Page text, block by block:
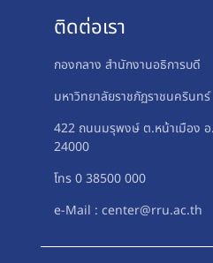
ติดต่อเรา
กองกลาง สำนักงานอธิการบดี
มหาวิทยาลัยราชภัฏราชนครินทร์
422 ถนนมรุพงษ์ ต.หน้าเมือง อ.
24000
โทร 0 38500 000
e-Mail : center@rru.ac.th